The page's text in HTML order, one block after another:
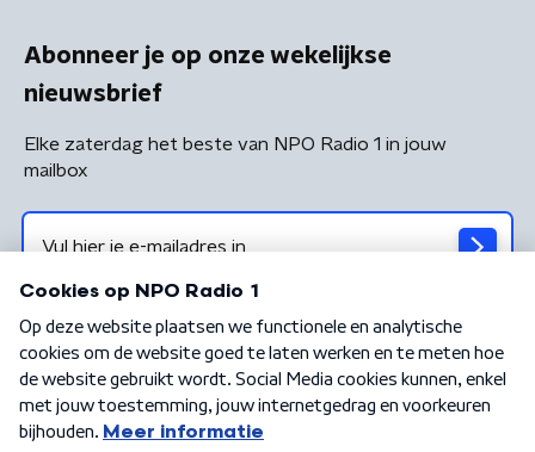
Abonneer je op onze wekelijkse
nieuwsbrief
Elke zaterdag het beste van NPO Radio 1 in jouw
mailbox
Algemene voorwaarden